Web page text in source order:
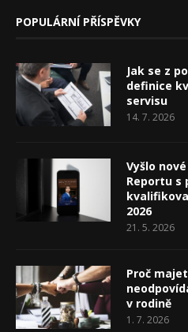
POPULÁRNÍ PŘÍSPĚVKY
Jak se z
definice
servisu
14. 7. 2026
Vyšlo
Reportu s
2026
21. 5. 2026
Proč
v rodině
1. 7. 2026